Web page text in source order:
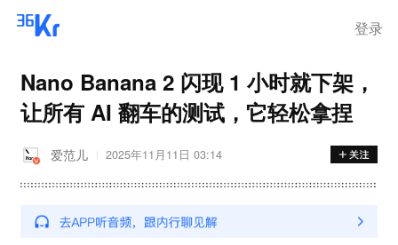
登录
Nano Banana 2 闪现 1 小时就下架，
让所有 AI 翻车的测试，它轻松拿捏
爱范儿 2025年11月11日 03:14